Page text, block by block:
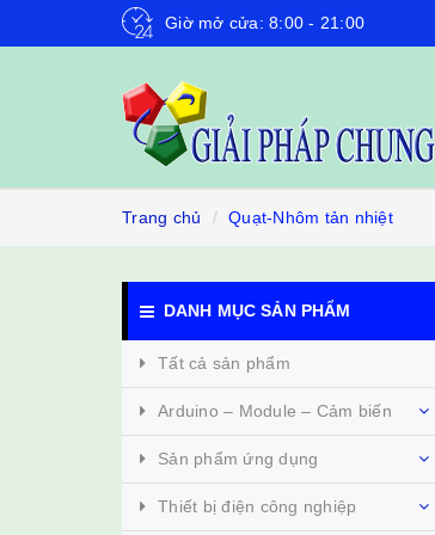
Giờ mở cửa: 8:00 - 21:00
Trang chủ Quạt-Nhôm tản nhiệt
DANH MỤC SẢN PHẨM
Tất cả sản phẩm
Arduino – Module – Cảm biến
Sản phẩm ứng dụng
Thiết bị điện công nghiệp